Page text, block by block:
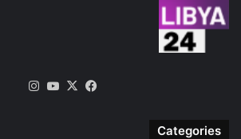
فيسبوك
‫X
‫YouTube
Categories